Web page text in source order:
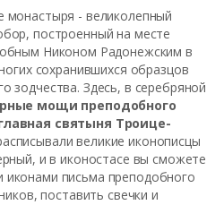
монастыря - великолепный
построенный на месте
Никоном Радонежским в
сохранившихся образцов
зодчества. Здесь, в серебряной
мощи преподобного
святыня Троице-
великие иконописцы
и в иконостасе вы сможете
письма преподобного
поставить свечки и